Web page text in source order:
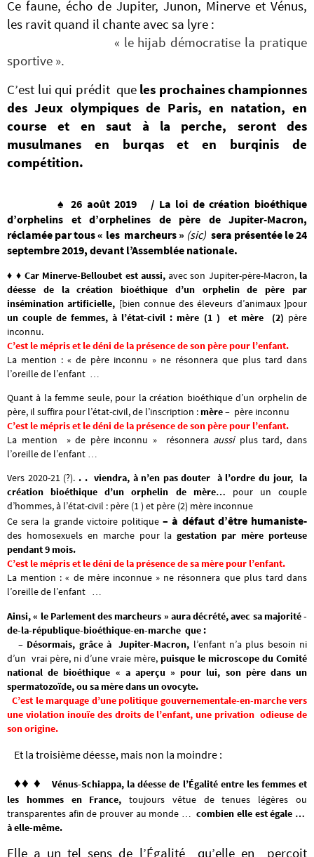
Ce faune, écho de Jupiter, Junon, Minerve et Vénus,
les ravit quand il chante avec sa lyre :
« le hijab démocratise la pratique
sportive ».
C’est lui qui prédit que les prochaines championnes
des Jeux olympiques de Paris, en natation, en
course et en saut à la perche, seront des
musulmanes en burqas et en burqinis de
compétition.
♠ 26 août 2019
/ La loi de création bioéthique
d’orphelins et d’orphelines de père de Jupiter-Macron,
réclamée par tous « les marcheurs » (sic) sera présentée le 24
septembre 2019, devant l’Assemblée nationale.
♦ ♦ Car Minerve-Belloubet est aussi,avec son Jupiter-père-Macron,la
déesse de la création bioéthique d’un orphelin de père par
insémination artificielle, [bien connue des éleveurs d’animaux ]pour
un couple de femmes, à l’état-civil : mère (1 ) et mère (2) père
inconnu.
C’est le mépris et le déni de la présence de son père pour l’enfant.
La mention : « de père inconnu » ne résonnera que plus tard dans
l’oreille de l’enfant …
Quant à la femme seule, pour la création bioéthique d’un orphelin de
père, il suffira pour l’état-civil, de l’inscription :mère– père inconnu
C’est le mépris et le déni de la présence de son père pour l’enfant.
La mention » de père inconnu » résonnera aussiplus tard, dans
l’oreille de l’enfant …
Vers 2020-21 (?). . . viendra, à n’en pas douter à l’ordre du jour, la
création bioéthique d’un orphelin de mère… pour un couple
d’hommes, à l’état-civil : père (1 ) et père (2) mère inconnue
Ce sera la grande victoire politique– à défaut d’être humaniste-
des homosexuels en marche pour lagestation par mère porteuse
pendant 9 mois.
C’est le mépris et le déni de la présence de sa mère pour l’enfant.
La mention : « de mère inconnue » ne résonnera que plus tard dans
l’oreille de l’enfant …
Ainsi, « le Parlement des marcheurs » aura décrété, avec sa majorité -
de-la-république-bioéthique-en-marche que :
– Désormais, grâce à Jupiter-Macron, l’enfant n’a plus besoin ni
d’un vrai père, ni d’une vraie mère, puisque le microscope du Comité
national de bioéthique « a aperçu » pour lui, son père dans un
spermatozoïde, ou sa mère dans un ovocyte.
C’est le marquage d’une politique gouvernementale-en-marche vers
une violation inouïe des droits de l’enfant, une privation odieuse de
son origine.
Et la troisième déesse, mais non la moindre :
♦♦ ♦Vénus-Schiappa, la déesse de l’Égalité entre les femmes et
les hommes en France, toujours vêtue de tenues légères ou
transparentes afin de prouver au monde … combien elle est égale …
à elle-même.
Elle a un tel sens de l’Égalité qu’elle en perçoit